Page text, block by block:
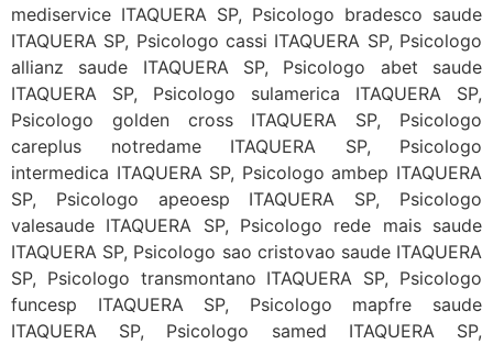
mediservice ITAQUERA SP, Psicologo bradesco saude
ITAQUERA SP, Psicologo cassi ITAQUERA SP, Psicologo
allianz saude ITAQUERA SP, Psicologo abet saude
ITAQUERA SP, Psicologo sulamerica ITAQUERA SP,
Psicologo golden cross ITAQUERA SP, Psicologo
careplus notredame ITAQUERA SP, Psicologo
intermedica ITAQUERA SP, Psicologo ambep ITAQUERA
SP, Psicologo apeoesp ITAQUERA SP, Psicologo
valesaude ITAQUERA SP, Psicologo rede mais saude
ITAQUERA SP, Psicologo sao cristovao saude ITAQUERA
SP, Psicologo transmontano ITAQUERA SP, Psicologo
funcesp ITAQUERA SP, Psicologo mapfre saude
ITAQUERA SP, Psicologo samed ITAQUERA SP,